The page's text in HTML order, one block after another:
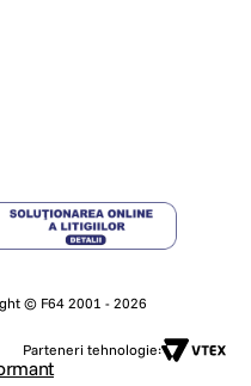
© F64 2001 - 2026
Parteneri tehnologie: